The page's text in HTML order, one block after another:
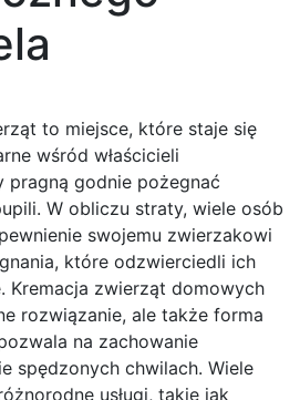
to miejsce, które staje się
wśród właścicieli
godnie pożegnać
W obliczu straty, wiele osób
swojemu zwierzakowi
które odzwierciedli ich
Kremacja zwierząt domowych
rozwiązanie, ale także forma
na zachowanie
spędzonych chwilach. Wiele
usługi, takie jak